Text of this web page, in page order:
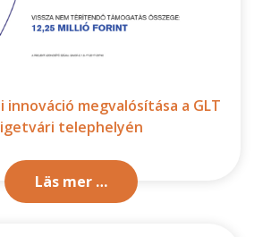
innováció megvalósítása a GLT
telephelyén
Läs mer …